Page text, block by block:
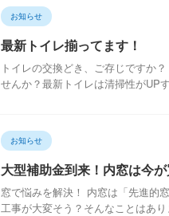
お知らせ
最新トイレ揃ってます！
トイレの交換どき、ご存じですか
せんか？最新トイレは清掃性がUP
お知らせ
大型補助金到来！内窓は今
窓で悩みを解決！ 内窓は「先進的
工事が大変そう？そんなことはあ